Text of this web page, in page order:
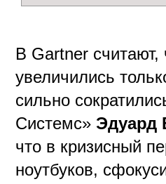
В Gartner
увеличились
сильно
Системс» Эдуард
что в кризисный
ноутбуков,